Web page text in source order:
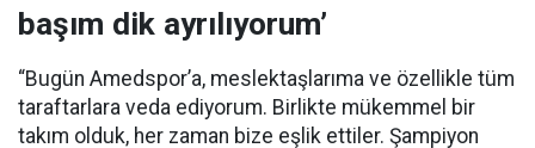
başım dik ayrılıyorum’
“Bugün Amedspor’a, meslektaşlarıma ve özellikle tüm
taraftarlara veda ediyorum. Birlikte mükemmel bir
takım olduk, her zaman bize eşlik ettiler. Şampiyon